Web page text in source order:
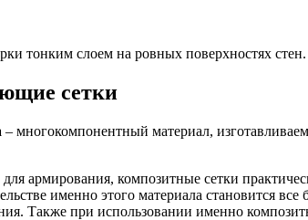
тонким слоем на ровных поверхностях стен.
сетки
– многокомпонентный материал,
армирования, композитные сетки
именно этого материала становится
Также при использовании именно